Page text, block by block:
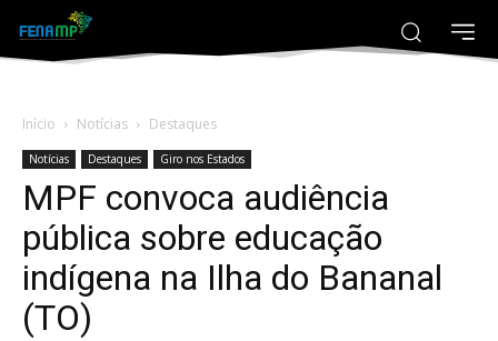
Início Notícias Destaques
Notícias Destaques Giro nos Estados
MPF convoca audiência
pública sobre educação
indígena na Ilha do Bananal
(TO)